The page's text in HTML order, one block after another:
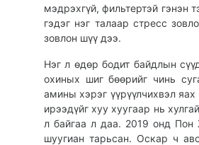
мэдрэхгүй, фильтертэй гэнэн
гэдэг нэг талаар стресс
зовлон шүү дээ.
Нэг л өдөр бодит байдлын
охиных шиг бөөрийг чинь
амины хэрэг үүрүүлчихвэл
ирээдүйг хуу хуугаар нь
л байгаа л даа. 2019 онд Пон
шуугиан тарьсан. Оскар ч